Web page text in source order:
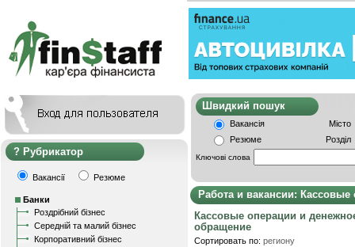
Рубрикатор
Вакансії Резюме
Банки
Роздрібний бізнес
Середній та малий бізнес
Корпоративний бізнес
Швидкий
Вакансія
Місто
Резюме
Розділ
Ключові слова
Работа и вакансии:
Кассовые операции и
обращение
Сортировать по: региону